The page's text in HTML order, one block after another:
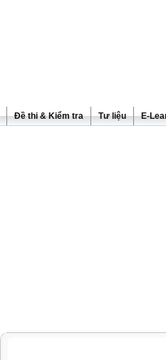
Đề thi & Kiểm tra Tư liệu E-